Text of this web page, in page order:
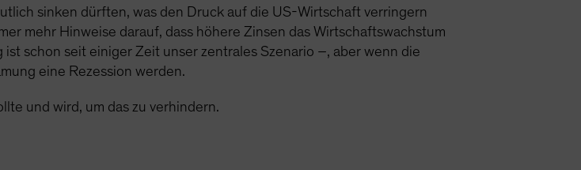
sinken dürften, was den Druck auf die US-Wirtschaft verringern
mehr Hinweise darauf, dass höhere Zinsen das Wirtschaftswachstum
schon seit einiger Zeit unser zentrales Szenario –, aber wenn die
eine Rezession werden.
und wird, um das zu verhindern.